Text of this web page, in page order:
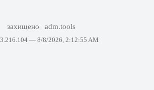
захищено adm.tools
— 8/8/2026, 2:12:55 AM